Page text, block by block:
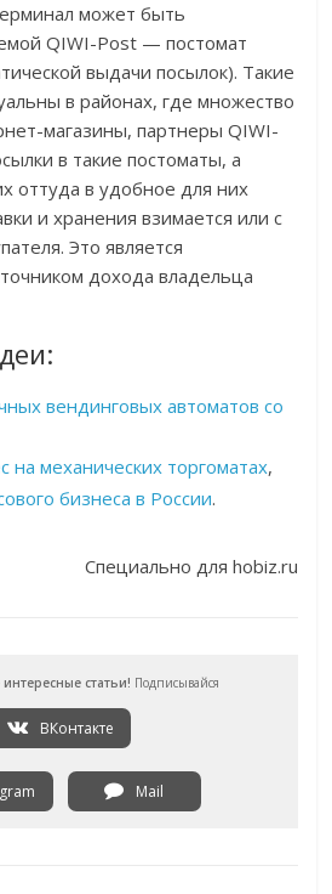
может быть
QIWI-Post — постомат
выдачи посылок). Такие
в районах, где множество
магазины, партнеры QIWI-
в такие постоматы, а
оттуда в удобное для них
и хранения взимается или с
Это является
дохода владельца
вендинговых автоматов со
на механических торгоматах,
бизнеса в России.
Специально для hobiz.ru
статьи! Подписывайся
ВКонтакте
Mail